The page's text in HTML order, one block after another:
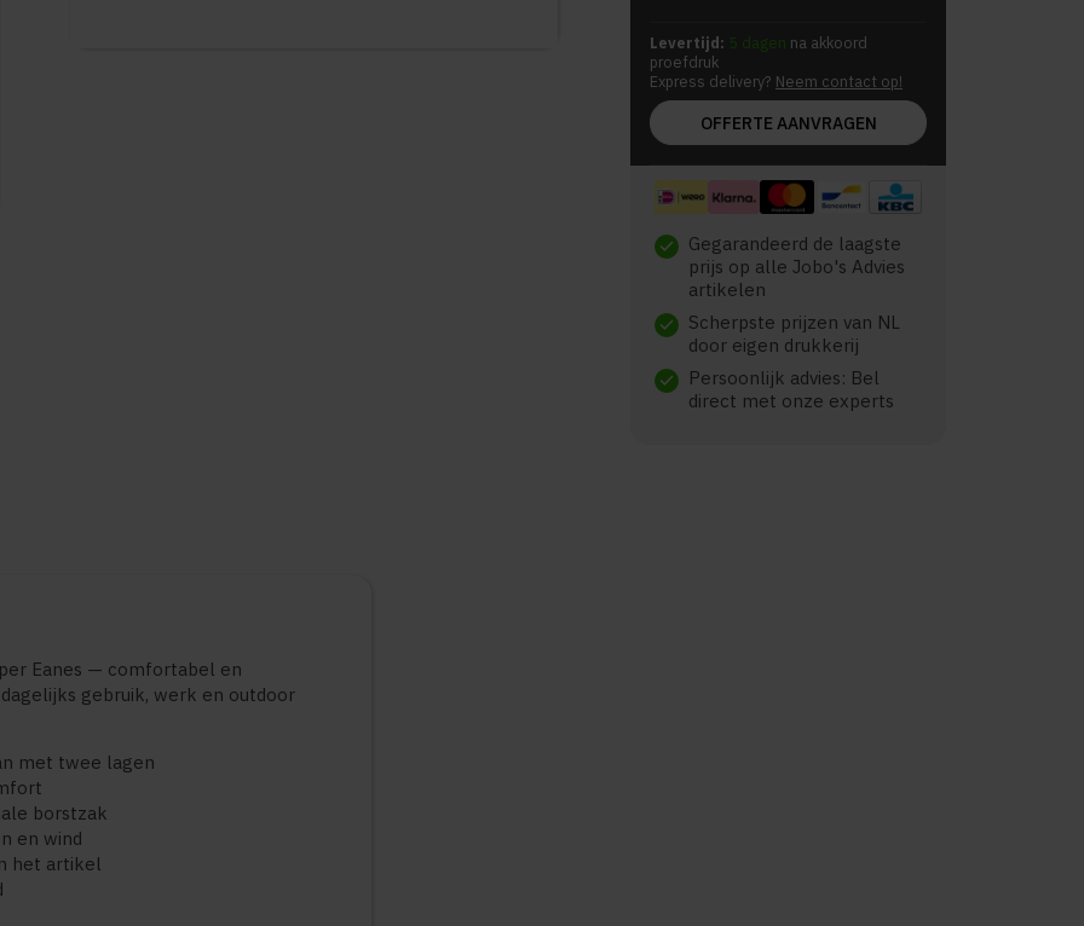
Levertijd: 5 dagen na akkoord
proefdruk
Express delivery? Neem contact op!
OFFERTE AANVRAGEN
check Gegarandeerd de laagste
prijs op alle Jobo's Advies
artikelen
check Scherpste prijzen van NL
door eigen drukkerij
check
Persoonlijk advies: Bel
direct met onze experts
Eanes — comfortabel en
gebruik, werk en outdoor
met twee lagen
borstzak
en wind
het artikel